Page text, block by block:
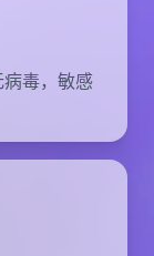
毒，敏感